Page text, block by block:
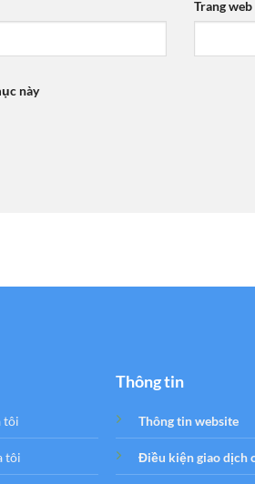
Trang web
này
tôi
tôi
Thông tin
Thông tin website
Điều kiện giao dịch